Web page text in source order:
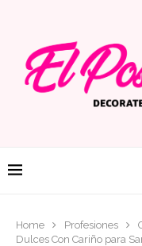
Home Profesiones
Dulces Con Cariño para